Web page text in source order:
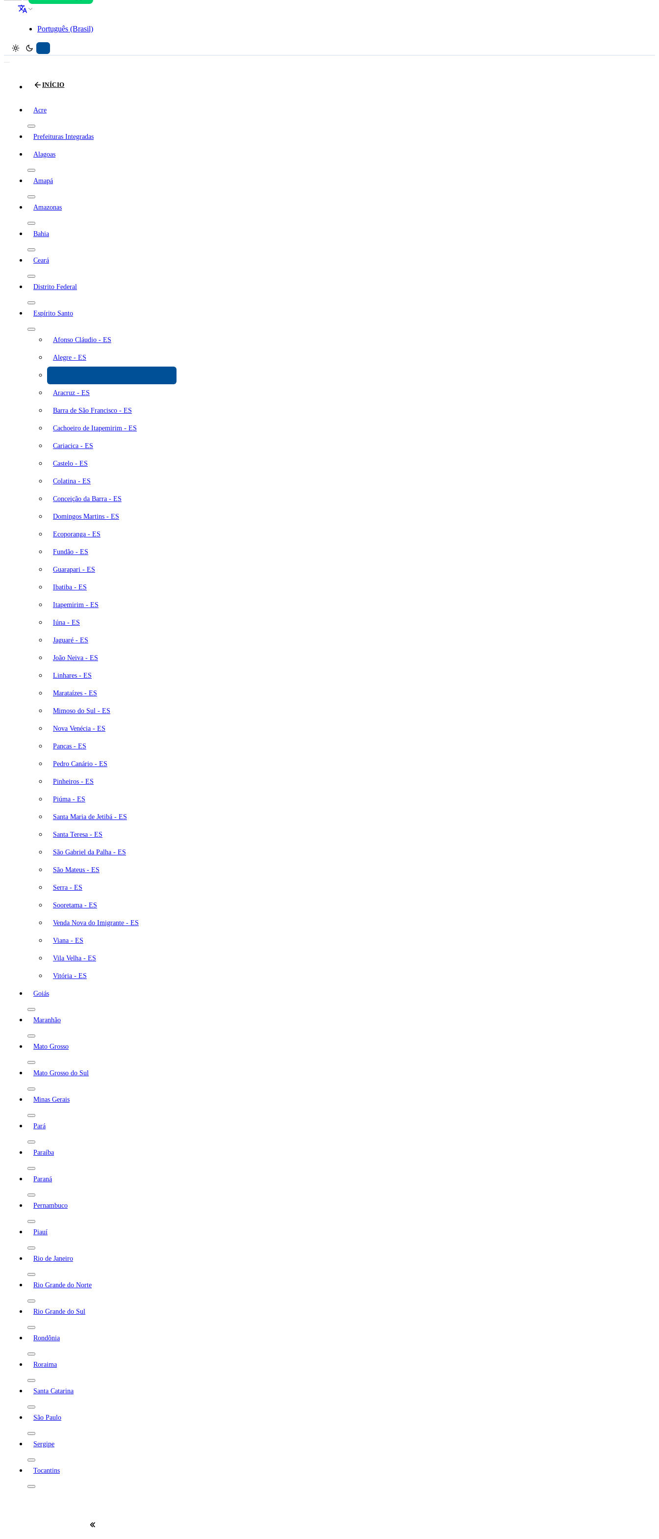
Português (Brasil)
INÍCIO
Acre
Prefeituras Integradas
Alagoas
Amapá
Amazonas
Bahia
Ceará
Distrito Federal
Espírito Santo
Afonso Cláudio - ES
Alegre - ES
Aracruz - ES
Barra de São Francisco - ES
Cachoeiro de Itapemirim - ES
Cariacica - ES
Castelo - ES
Colatina - ES
Conceição da Barra - ES
Domingos Martins - ES
Ecoporanga - ES
Fundão - ES
Guarapari - ES
Ibatiba - ES
Itapemirim - ES
Iúna - ES
Jaguaré - ES
João Neiva - ES
Linhares - ES
Marataízes - ES
Mimoso do Sul - ES
Nova Venécia - ES
Pancas - ES
Pedro Canário - ES
Pinheiros - ES
Piúma - ES
Santa Maria de Jetibá - ES
Santa Teresa - ES
São Gabriel da Palha - ES
São Mateus - ES
Serra - ES
Sooretama - ES
Venda Nova do Imigrante - ES
Viana - ES
Vila Velha - ES
Vitória - ES
Goiás
Maranhão
Mato Grosso
Mato Grosso do Sul
Minas Gerais
Pará
Paraíba
Paraná
Pernambuco
Piauí
Rio de Janeiro
Rio Grande do Norte
Rio Grande do Sul
Rondônia
Roraima
Santa Catarina
São Paulo
Sergipe
Tocantins